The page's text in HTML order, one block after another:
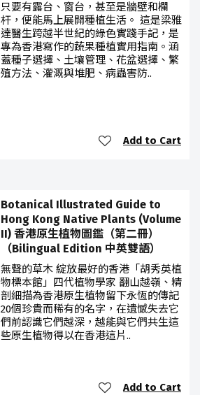
只要有露台、窗台，甚至是牆壁和欄
杆，便能馬上展開種植生活。 這是梁雅
達醫生跨越半世紀的綠色實踐手記，是
專為香港寫作的蔬果種植實用指南。涵
蓋種子選擇、土壤管理、花盆選擇、繁
殖方法、灌溉與堆肥、病蟲害防..
Add to Cart
Botanical Illustrated Guide to
Hong Kong Native Plants (Volume
II) 香港原生植物圖鑑（第二冊）
（Bilingual Edition 中英雙語）
無聲的草木 綻放最好的香港「胡秀英植
物標本館」四代植物學家 翻山越嶺、精
剖細描為香港原生植物留下永恆的傳記
20個珍貴而稀有的名字，在遺憾失去它
們前認識它們越深，越能與它們共生這
些原生植物得以在香港這片..
Add to Cart